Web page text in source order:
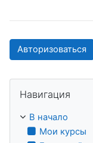
Авторизоваться
Навигация
В начало
Мои курсы